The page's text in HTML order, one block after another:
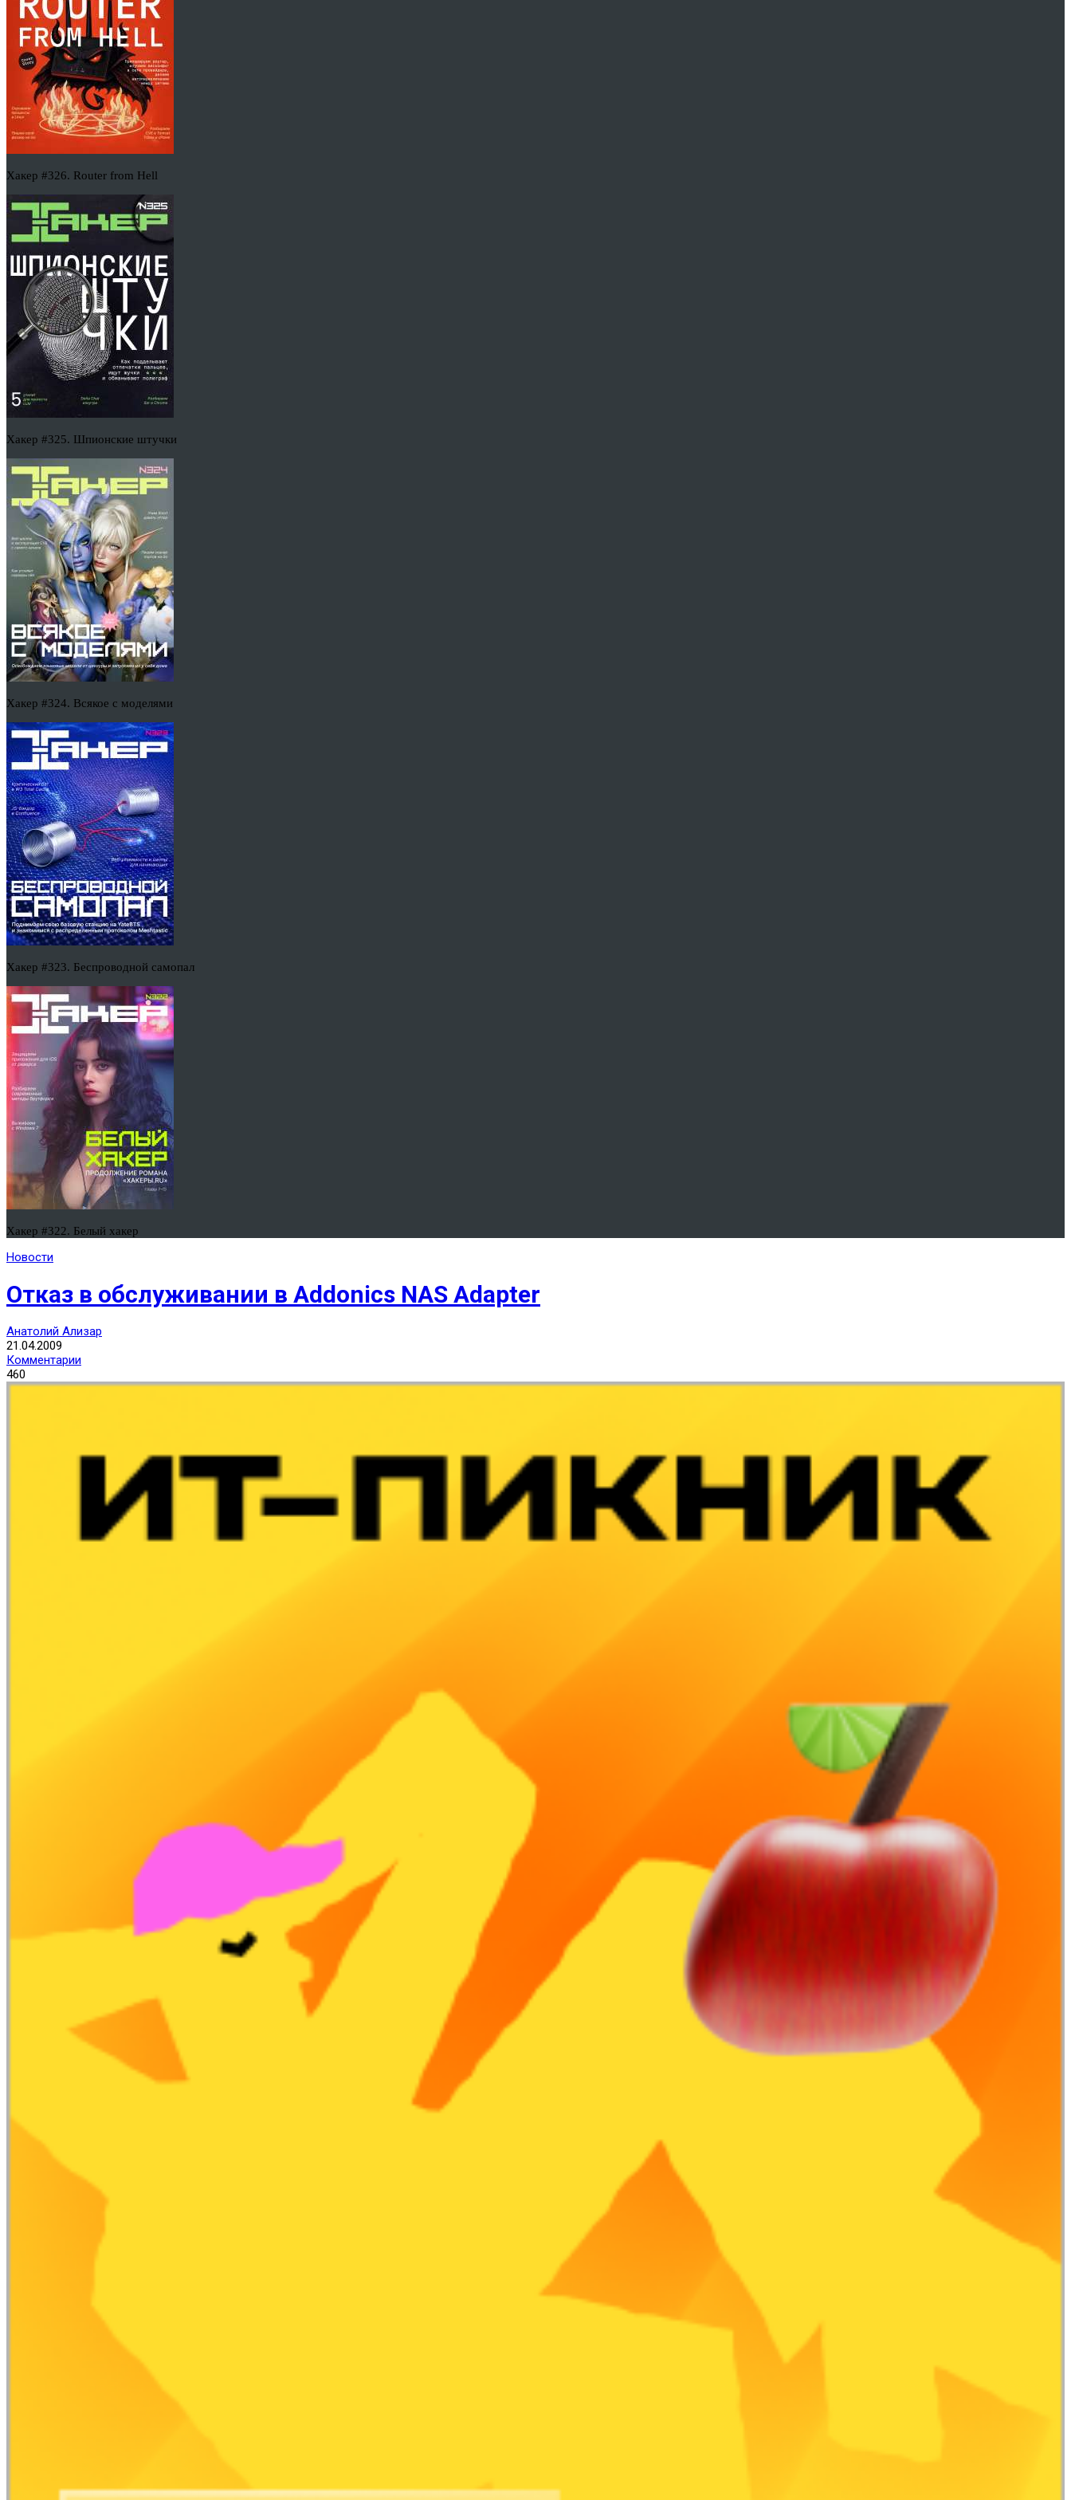
Хакер #326. Router from Hell
Хакер #325. Шпионские штучки
Хакер #324. Всякое с моделями
Хакер #323. Беспроводной самопал
Хакер #322. Белый хакер
Новости
Отказ в обслуживании в Addonics NAS Adapter
Анатолий Ализар
21.04.2009
Комментарии
460